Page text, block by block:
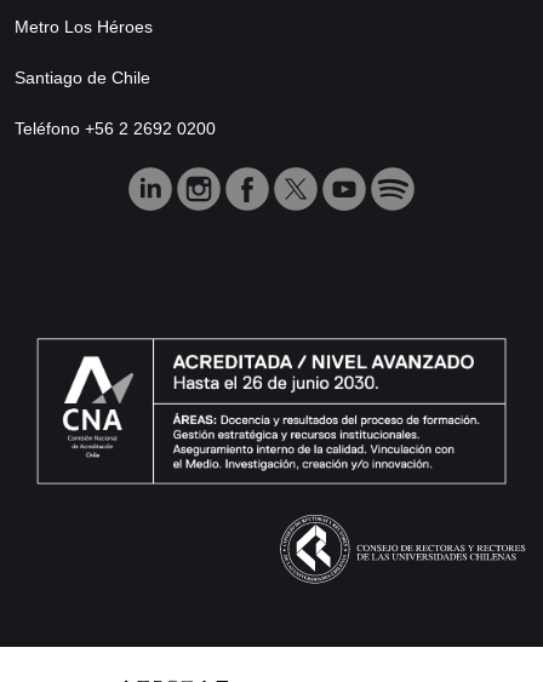
Metro Los Héroes
Santiago de Chile
Teléfono +56 2 2692 0200